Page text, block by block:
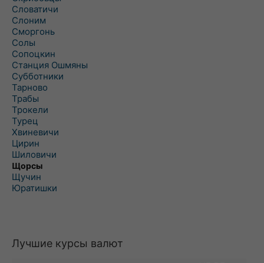
Словатичи
Слоним
Сморгонь
Солы
Сопоцкин
Станция Ошмяны
Субботники
Тарново
Трабы
Трокели
Турец
Хвиневичи
Цирин
Шиловичи
Щорсы
Щучин
Юратишки
Лучшие курсы валют